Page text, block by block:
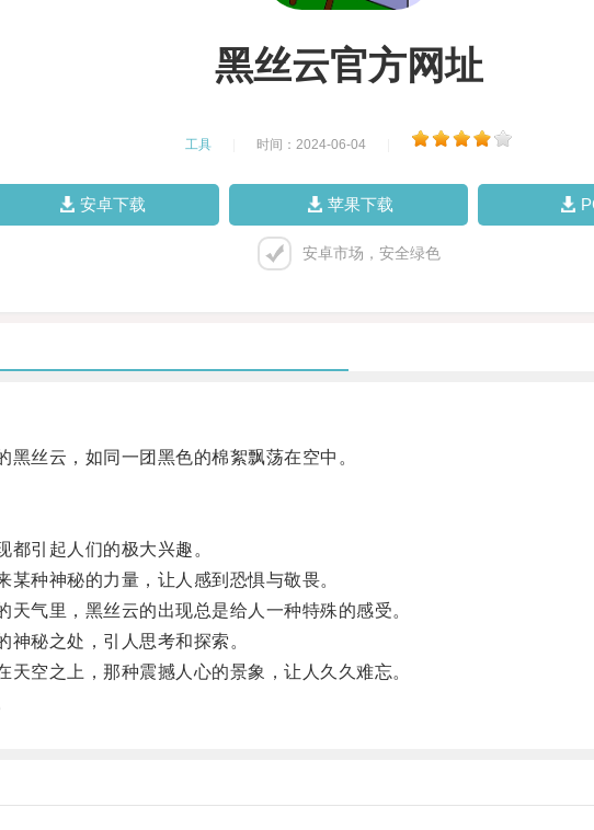
黑丝云官方网址
工具 时间：2024-06-04
安卓下载 苹果下载
安卓市场，安全绿色
丝云，如同一团黑色的棉絮飘荡在空中。
引起人们的极大兴趣。
种神秘的力量，让人感到恐惧与敬畏。
气里，黑丝云的出现总是给人一种特殊的感受。
秘之处，引人思考和探索。
空之上，那种震撼人心的景象，让人久久难忘。